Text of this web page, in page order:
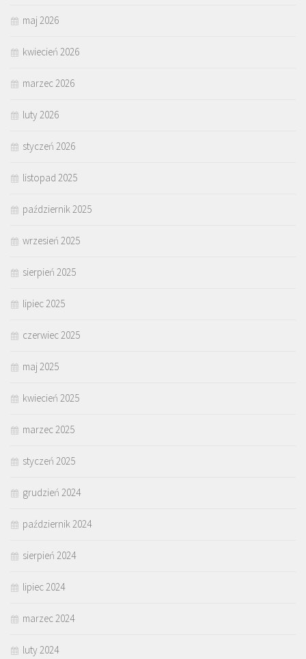
maj 2026
kwiecień 2026
marzec 2026
luty 2026
styczeń 2026
listopad 2025
październik 2025
wrzesień 2025
sierpień 2025
lipiec 2025
czerwiec 2025
maj 2025
kwiecień 2025
marzec 2025
styczeń 2025
grudzień 2024
październik 2024
sierpień 2024
lipiec 2024
marzec 2024
luty 2024